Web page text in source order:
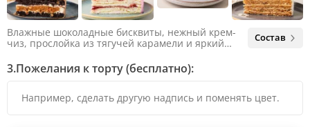
Влажные шоколадные бисквиты, нежный крем-
чиз, прослойка из тягучей карамели и яркий
яркий вкус шоколада и тягучей карамели, не
оставляя ни единого шанса остаться
Состав
3.Пожелания к торту (бесплатно):